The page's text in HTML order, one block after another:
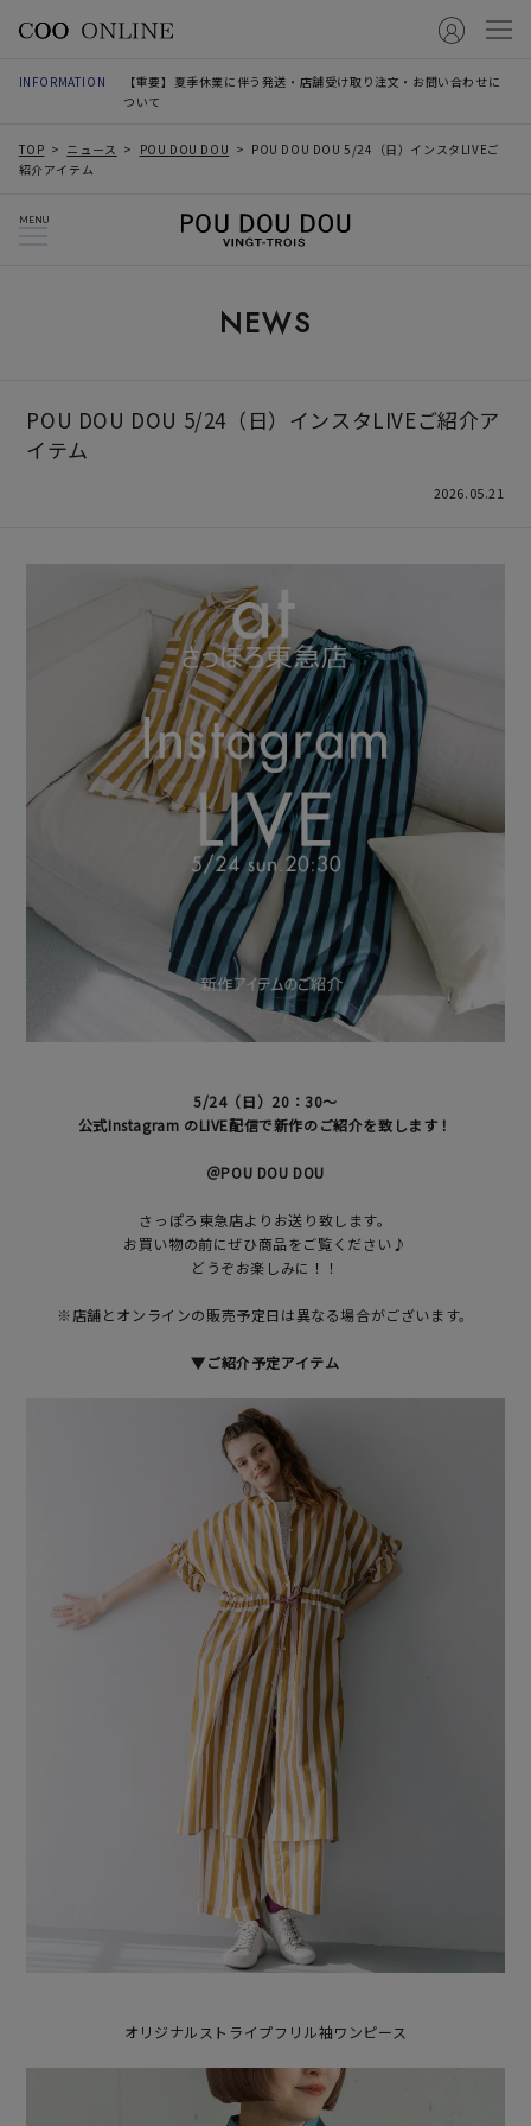
INFORMATION
【重要】夏季休業に伴う発送・店舗受け取り注文・お問い合わせに
ついて
TOP ニュース POU DOU DOU
POU DOU DOU 5/24（日）インスタLIVEご
紹介アイテム
MENU
NEWS
POU DOU DOU 5/24（日）インスタLIVEご紹介ア
イテム
2026.05.21
5/24（日）20 ：30～
公式Instagram のLIVE配信で新作のご紹介を致します！
＠POU DOU DOU
さっぽろ東急店よりお送り致します。
お買い物の前にぜひ商品をご覧ください♪
どうぞお楽しみに！！
※店舗とオンラインの販売予定日は異なる場合がございます。
▼ご紹介予定アイテム
オリジナルストライプフリル袖ワンピース